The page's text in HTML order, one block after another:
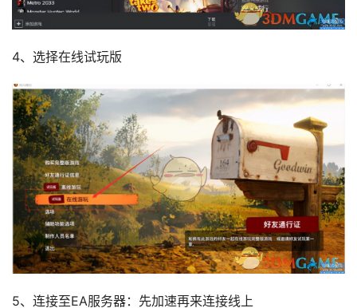
4、选择在线试玩版
5、连接至EA服务器：先加速再来连接线上